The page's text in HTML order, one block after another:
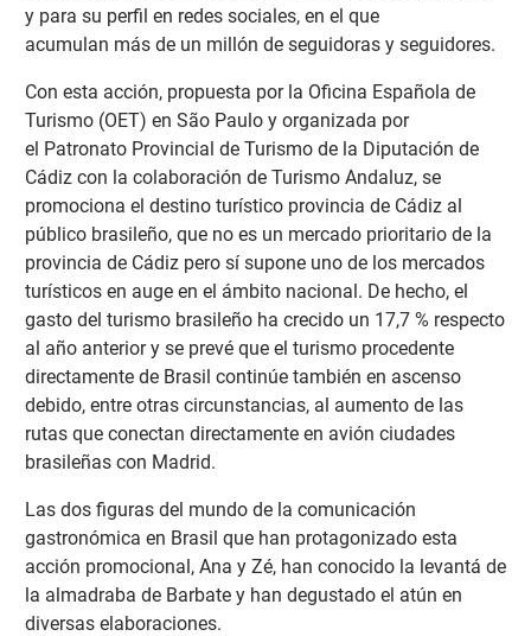
y para su perfil en redes sociales, en el que
acumulan más de un millón de seguidoras y seguidores.
Con esta acción, propuesta por la Oficina Española de
Turismo (OET) en São Paulo y organizada por
el Patronato Provincial de Turismo de la Diputación de
Cádiz con la colaboración de Turismo Andaluz, se
promociona el destino turístico provincia de Cádiz al
público brasileño, que no es un mercado prioritario de la
provincia de Cádiz pero sí supone uno de los mercados
turísticos en auge en el ámbito nacional. De hecho, el
gasto del turismo brasileño ha crecido un 17,7 % respecto
al año anterior y se prevé que el turismo procedente
directamente de Brasil continúe también en ascenso
debido, entre otras circunstancias, al aumento de las
rutas que conectan directamente en avión ciudades
brasileñas con Madrid.
Las dos figuras del mundo de la comunicación
gastronómica en Brasil que han protagonizado esta
acción promocional, Ana y Zé, han conocido la levantá de
la almadraba de Barbate y han degustado el atún en
diversas elaboraciones.